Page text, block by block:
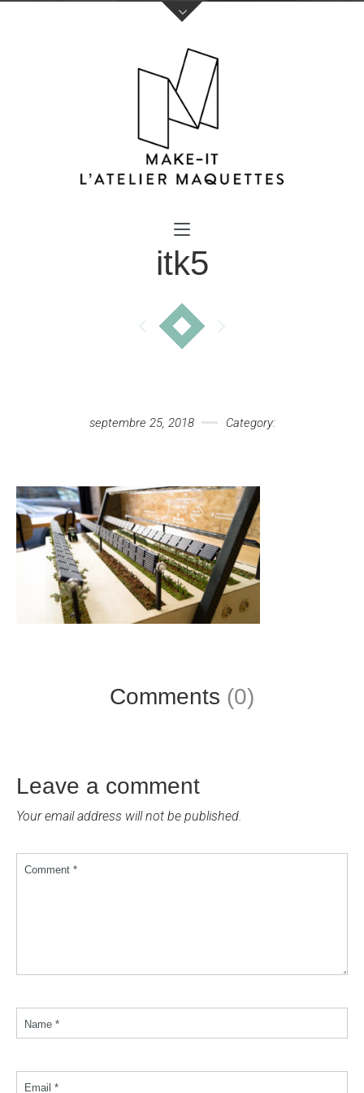
Votre nom (obligatoire)
Votre message
itk5
septembre 25, 2018 Category:
Comments (0)
Leave a comment
Your email address will not be published.
Comment *
Name *
Email *